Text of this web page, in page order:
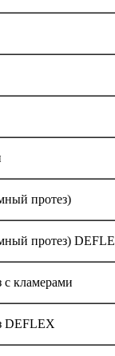
протез)
протез)
кламерами
DEFLEX